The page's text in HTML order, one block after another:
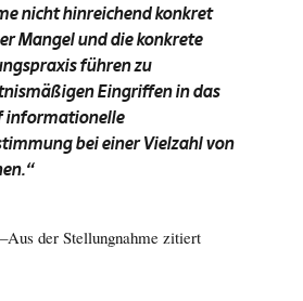
nicht hinreichend konkret
Mangel und die konkrete
führen zu
Eingriffen in das
informationelle
bei einer Vielzahl von
Aus der Stellungnahme zitiert